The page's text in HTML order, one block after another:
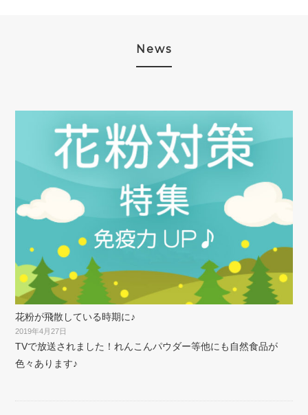
News
花粉が飛散している時期に♪
2019年4月27日
TVで放送されました！れんこんパウダー等他にも自然食品が
色々あります♪